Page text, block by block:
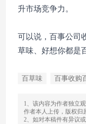
升市场竞争力。
可以说，百事公司
草味、好想你都是
百草味 百事收购
1、该内容为作者独立
作者本人上传，版权归
2、如对本稿件有异议